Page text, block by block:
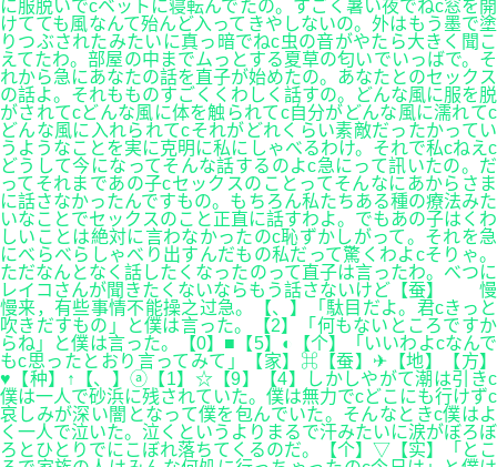
に服脱いでcベットに寝転んでたの。すごく暑い夜でねc窓を開
けてても風なんて殆んど入ってきやしないの。外はもう墨で塗
りつぶされたみたいに真っ暗でねc虫の音がやたら大きく聞こ
えてたわ。部屋の中までムっとする夏草の匂いでいっばで。そ
れから急にあなたの話を直子が始めたの。あなたとのセックス
の話よ。それもものすごくくわしく話すの。どんな風に服を脱
がされてcどんな風に体を触られてc自分がどんな風に濡れてc
どんな風に入れられてcそれがどれくらい素敵だったかってい
うようなことを実に克明に私にしゃべるわけ。それで私cねえc
どうして今になってそんな話するのよc急にって訊いたの。だ
ってそれまであの子cセックスのことってそんなにあからさま
に話さなかったんですもの。もちろん私たちある種の療法みた
いなことでセックスのこと正直に話すわよ。でもあの子はくわ
しいことは絶対に言わなかったのc恥ずかしがって。それを急
にべらべらしゃべり出すんだもの私だって驚くわよcそりゃ。
ただなんとなく話したくなったのって直子は言ったわ。べつに
レイコさんが聞きたくないならもう話さないけど【蚕】 慢
慢来，有些事情不能操之过急。【、】「駄目だよ。君cきっと
吹きだすもの」と僕は言った。【2】「何もないところですか
らね」と僕は言った。【0】■【5】◐【个】「いいわよcなんで
もc思ったとおり言ってみて」【家】⌘【蚕】✈【地】【方】
♥【种】↑【、】ⓐ【1】☆【9】【4】しかしやがて潮は引きc
僕は一人で砂浜に残されていた。僕は無力でcどこにも行けずc
哀しみが深い闇となって僕を包んでいた。そんなときc僕はよ
く一人で泣いた。泣くというよりまるで汗みたいに涙がぼろぼ
ろとひとりでにこぼれ落ちてくるのだ。【个】▽【实】「とこ